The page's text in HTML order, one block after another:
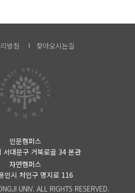
방침 찾아오시는길
인문캠퍼스
서대문구 거북로골 34 본관
자연캠퍼스
인시 처인구 명지로 116
UNIV. ALL RIGHTS RESERVED.